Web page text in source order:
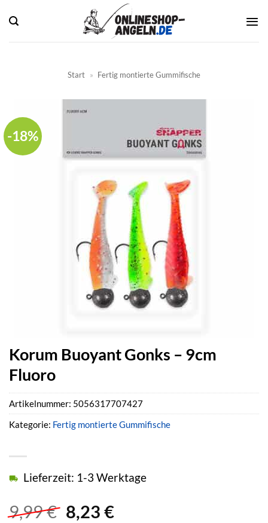
Inhalt
springen
Start » Fertig montierte Gummifische
-18%
Korum Buoyant Gonks – 9cm
Fluoro
9,99€ Ursprünglicher
8,23 €Aktueller
Lieferzeit: 1-3 Werktage
Artikelnummer: 5056317707427
Kategorie: Fertig montierte Gummifische